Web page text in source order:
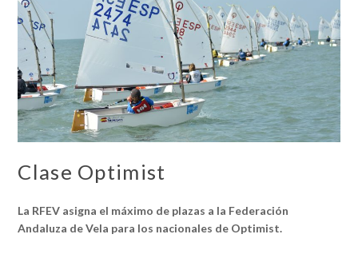
Clase Optimist
La RFEV asigna el máximo de plazas a la Federación
Andaluza de Vela para los nacionales de Optimist.